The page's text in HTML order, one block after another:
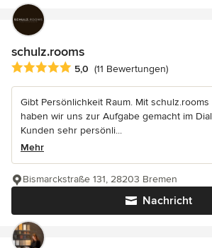
schulz.rooms
Durchschnittliche Bewertung: 5 von 5
5,0 (11 Bewertungen)
Gibt Persönlichkeit Raum. Mit
haben wir uns zur Aufgabe gemacht im
Kunden sehr persönli...
Mehr
Nachricht
Bismarckstraße 131, 28203 Bremen